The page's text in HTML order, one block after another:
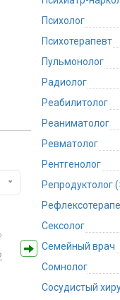
Психолог
Психотерапевт
Пульмонолог
Радиолог
Реабилитолог
Реаниматолог
Ревматолог
Рентгенолог
Репродуктолог
Сексолог
Семейный врач
Сомнолог
Сосудистый